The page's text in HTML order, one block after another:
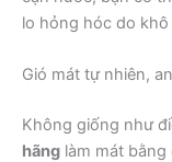
lo hỏng hóc do khô
Gió mát tự nhiên,
Không giống như
hãng làm mát